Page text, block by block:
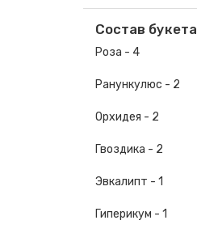
Состав букета
Роза - 4
Ранункулюс - 2
Орхидея - 2
Гвоздика - 2
Эвкалипт - 1
Гиперикум - 1